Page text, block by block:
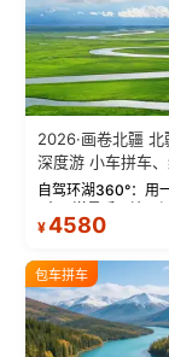
2026·画卷北疆
深度游 小车拼车
物！
自驾环湖360°：用
“大西洋最后一滴眼
蓝。 赛湖旅拍：甄
绝美瞬间。 赛湖坦
频：专业摄影师...
¥4580
包车拼车